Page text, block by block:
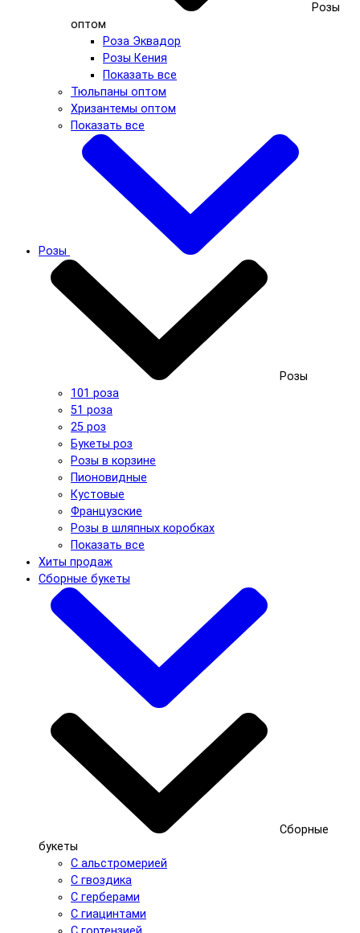
Розы
оптом
Роза Эквадор
Розы Кения
Показать все
Тюльпаны оптом
Хризантемы оптом
Показать все
Розы
Розы
101 роза
51 роза
25 роз
Букеты роз
Розы в корзине
Пионовидные
Кустовые
Французские
Розы в шляпных коробках
Показать все
Хиты продаж
Сборные букеты
Сборные
букеты
С альстромерией
С гвоздика
С герберами
С гиацинтами